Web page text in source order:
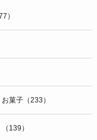
）
菓子（233）
139）